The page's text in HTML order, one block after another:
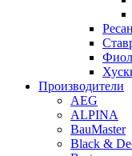
Производители
AEG
ALPINA
BauMaster
Black &